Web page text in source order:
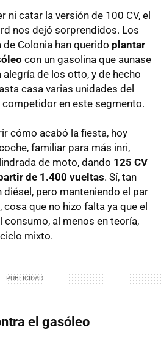
ni catar la versión de 100 CV, el
nos dejó sorprendidos. Los
Colonia han querido plantar
con un gasolina que aunase
de los otto, y de hecho
casa varias unidades del
competidor en este segmento.
cómo acabó la fiesta, hoy
familiar para más inri,
de moto, dando 125 CV
de 1.400 vueltas. Sí, tan
diésel, pero manteniendo el par
que no hizo falta ya que el
al menos en teoría,
mixto.
el gasóleo